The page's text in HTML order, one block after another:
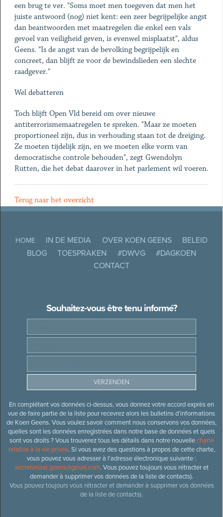
een brug te ver. "Soms moet men toegeven dat men het
juiste antwoord (nog) niet kent: een zeer begrijpelijke angst
dan beantwoorden met maatregelen die enkel een vals
gevoel van veiligheid geven, is evenwel misplaatst", aldus
Geens. "Is de angst van de bevolking begrijpelijk en
concreet, dan blijft ze voor de bewindslieden een slechte
raadgever."
Wel debatteren
Toch blijft Open Vld bereid om over nieuwe
antiterrorismemaatregelen te spreken. "Maar ze moeten
proportioneel zijn, dus in verhouding staan tot de dreiging.
Ze moeten tijdelijk zijn, en we moeten elke vorm van
democratische controle behouden", zegt Gwendolyn
Rutten, die het debat daarover in het parlement wil voeren.
Terug naar het overzicht
HOME IN DE MEDIA OVER KOEN GEENS
BELEID
BLOG
TOESPRAKEN #DWVG
#DAGKOEN
CONTACT
Souhaitez-vous être tenu informé?
En complétant vos données ci-dessus, vous donnez votre accord exprès en
vue de faire partie de la liste pour recevrez alors les bulletins d’informations
de Koen Geens. Vous voulez savoir comment nous conservons vos données,
quelles sont les données enregistrées dans notre base de données et quels
sont vos droits ? Vous trouverez tous les détails dans notre nouvellecharte
relative à la vie privée. Si vous avez des questions à propos de cette charte,
vous pouvez vous adresser à l’adresse électronique suivante :
secretariaat.geens@gmail.com. Vous pouvez toujours vous rétracter et
demander à supprimer vos données de la liste de contacts).
Vous pouvez toujours vous rétracter et demander à supprimer vos données
de la liste de contacts).